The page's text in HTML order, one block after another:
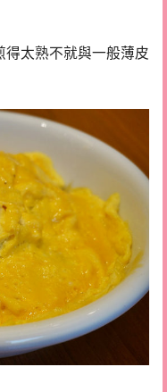
得太熟不就與一般薄皮